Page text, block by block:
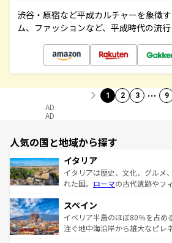
渋谷・原宿など平成カルチャーを象徴
ム、ファッションなど、平成時代の流行
1 2 3 … 9
AD
AD
人気の国と地域から探す
イタリア
イタリアは歴史、文化、グルメ
れた国。 ローマの古代遺跡やフ
ろん、トスカーナの美しい田園
景など、自然景観も見逃せない
ピザやパスタなど、絶品のイタ
スペイン
イベリア半島のほぼ80％を占め
注ぐ地中海沿岸から雄大なピレ